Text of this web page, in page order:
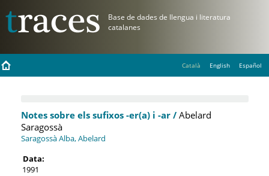
Català English Español
Notes sobre els sufixos -er(a) i -ar /Abelard
Saragossà
Saragossà Alba, Abelard
Data:
1991